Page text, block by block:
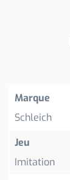
Marque
Schleich
Jeu
Imitation